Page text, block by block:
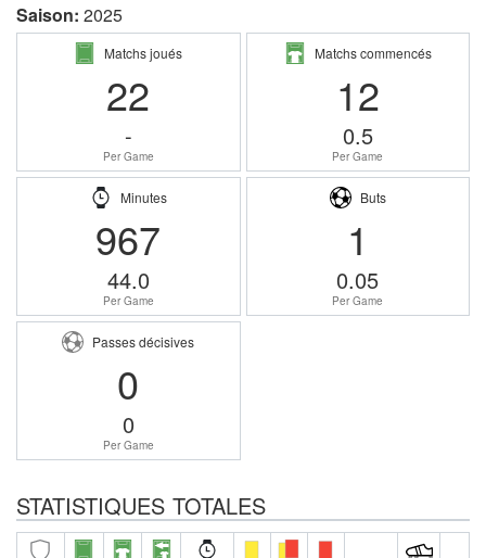
Saison: 2025
Matchs joués
22
-
Per Game
Matchs commencés
12
0.5
Per Game
Minutes
967
44.0
Per Game
Buts
1
0.05
Per Game
Passes décisives
0
0
Per Game
STATISTIQUES TOTALES